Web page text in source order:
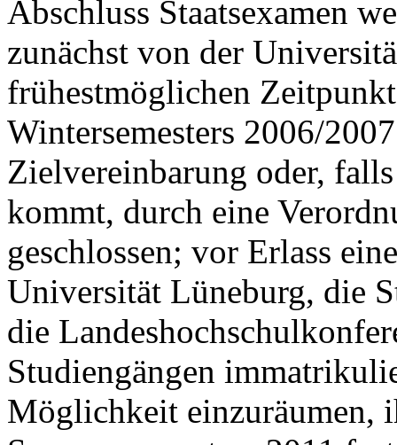
Abschluss Staatsexamen
zunächst von der
frühestmöglichen
Wintersemesters 2006/
Zielvereinbarung oder,
kommt, durch eine
geschlossen; vor Erlass
Universität Lüneburg, die
die
Studiengängen
Möglichkeit einzuräumen,